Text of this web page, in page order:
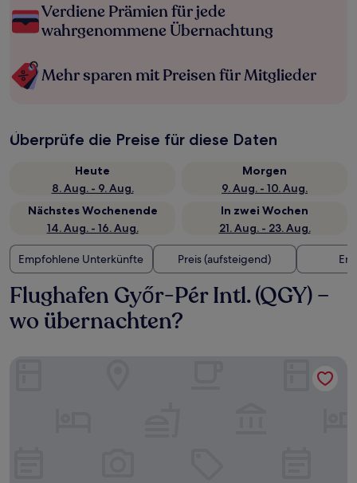
Verdiene Prämien für jede
wahrgenommene Übernachtung
Mehr sparen mit Preisen für Mitglieder
Überprüfe die Preise für diese Daten
Heute
8. Aug. - 9. Aug.
Morgen
9. Aug. - 10. Aug.
Nächstes Wochenende
14. Aug. - 16. Aug.
In zwei Wochen
21. Aug. - 23. Aug.
Empfohlene Unterkünfte Preis (aufsteigend)
Flughafen Győr-Pér Intl. (QGY) –
wo übernachten?